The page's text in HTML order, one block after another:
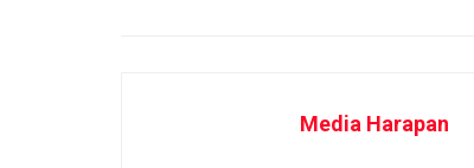
Media Harapan